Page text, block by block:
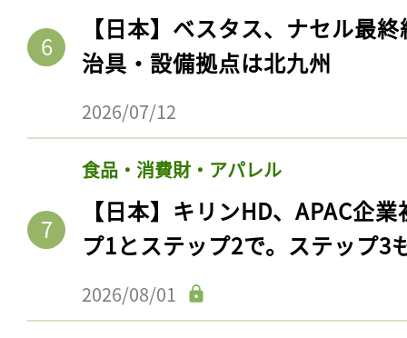
【日本】ベスタス、ナセル最
治具・設備拠点は北九州
2026/07/12
食品・消費財・アパレル
【日本】キリンHD、APAC企
プ1とステップ2で。ステップ3
2026/08/01